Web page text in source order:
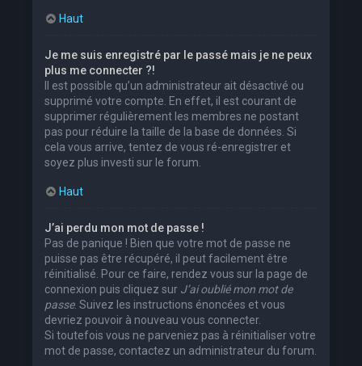
Haut
Je me suis enregistré par le passé mais je ne peux
plus me connecter ?!
Il est possible qu’un administrateur ait désactivé ou
supprimé votre compte. En effet, il est courant de
supprimer régulièrement les membres ne postant
pas pour réduire la taille de la base de données. Si
cela vous arrive, tentez de vous ré-enregistrer et
soyez plus investi sur le forum.
Haut
J’ai perdu mon mot de passe !
Pas de panique ! Bien que votre mot de passe ne
puisse pas être récupéré, il peut facilement être
réinitialisé. Pour ce faire, rendez vous sur la page de
connexion puis cliquez sur J’ai oublié mon mot de
passe. Suivez les instructions énoncées et vous
devriez pouvoir à nouveau vous connecter.
Si toutefois vous ne parveniez pas à réinitialiser votre
mot de passe, contactez un administrateur du forum.